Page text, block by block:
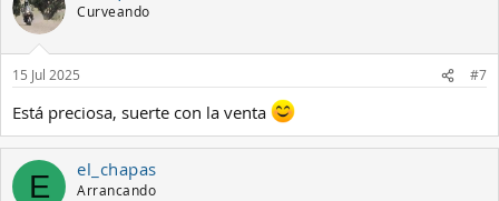
Curveando
15 Jul 2025 #7
Está preciosa, suerte con la venta
E el_chapas
Arrancando